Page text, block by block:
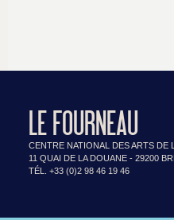
LE FOURNEAU
CENTRE NATIONAL DES ARTS DE
11 QUAI DE LA DOUANE - 29200
TÉL. +33 (0)2 98 46 19 46